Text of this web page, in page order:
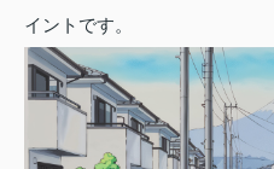
イントです。